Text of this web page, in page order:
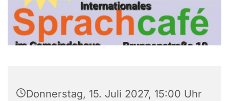
Donnerstag, 15. Juli 2027, 15:00 Uhr